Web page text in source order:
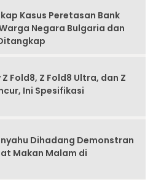
Kasus Peretasan Bank
Negara Bulgaria dan
Fold8, Z Fold8 Ultra, dan Z
Ini Spesifikasi
Dihadang Demonstran
Makan Malam di